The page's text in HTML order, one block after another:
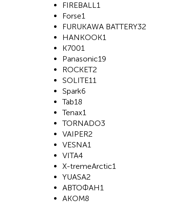
FIREBALL1
Forse1
FURUKAWA BATTERY32
HANKOOK1
K7001
Panasonic19
ROCKET2
SOLITE11
Spark6
Tab18
Tenax1
TORNADO3
VAIPER2
VESNA1
VITA4
X-tremeArctic1
YUASA2
АВТОФАН1
АКОМ8